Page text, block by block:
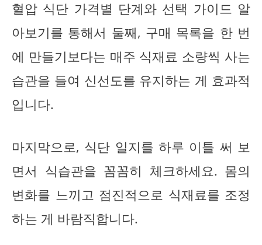
혈압 식단 가격별 단계와 선택 가이드 알
아보기를 통해서 둘째, 구매 목록을 한 번
에 만들기보다는 매주 식재료 소량씩 사는
습관을 들여 신선도를 유지하는 게 효과적
입니다.
마지막으로, 식단 일지를 하루 이틀 써 보
면서 식습관을 꼼꼼히 체크하세요. 몸의
변화를 느끼고 점진적으로 식재료를 조정
하는 게 바람직합니다.